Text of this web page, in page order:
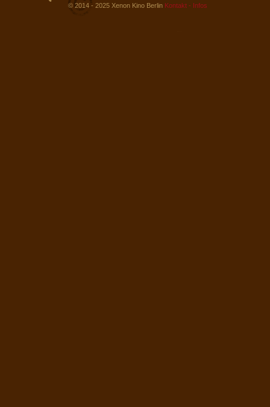
© 2014 - 2025 Xenon Kino Berlin Kontakt - Infos